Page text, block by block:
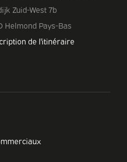
Zuid-West 7b
Helmond Pays-Bas
de l'itinéraire